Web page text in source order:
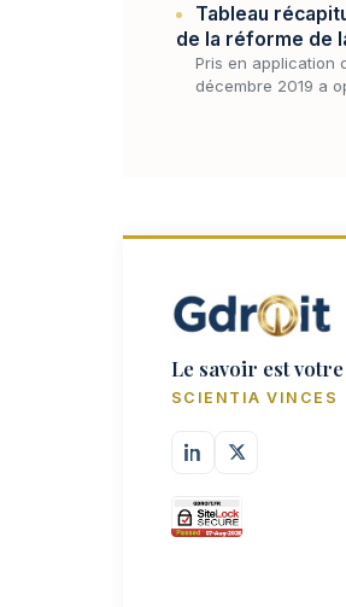
Tableau
de la réforme de
Pris en application
décembre 2019 a
Le savoir est
SCIENTIA VINCES